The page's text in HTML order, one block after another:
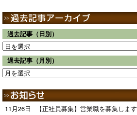
過去記事（日別）
過去記事（月別）
11月26日 【正社員募集】営業職を募集します